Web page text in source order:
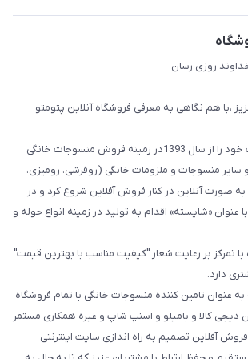
روزی رسان
،با هم نگاهی به معرفی فروشگاه آنلاین پتومتو
فروشگاه پتومتو فعالیت خود را از سال 1393در زمینه فروش منسوجات خانگی
و سایر منسوجات و ملزومات خانگی (روفرشی، رومیزی،
صورت آنلاین در کنار فروش آفلاین شروع کرد و در
عنوان «شایسته» اقدام به تولید در زمینه انواع حوله و
تمرکز بر رعایت شعار "کیفیت مناسب با بهترین قیمت"
دارد.
عنوان تامین کننده منسوجات خانگی با تمام فروشگاه
دیجی کالا و بامیلو و اسنپ شاپ و غیره همکاری مستمر
آفلاین تصمیم به راه اندازی سایت اینترنتی